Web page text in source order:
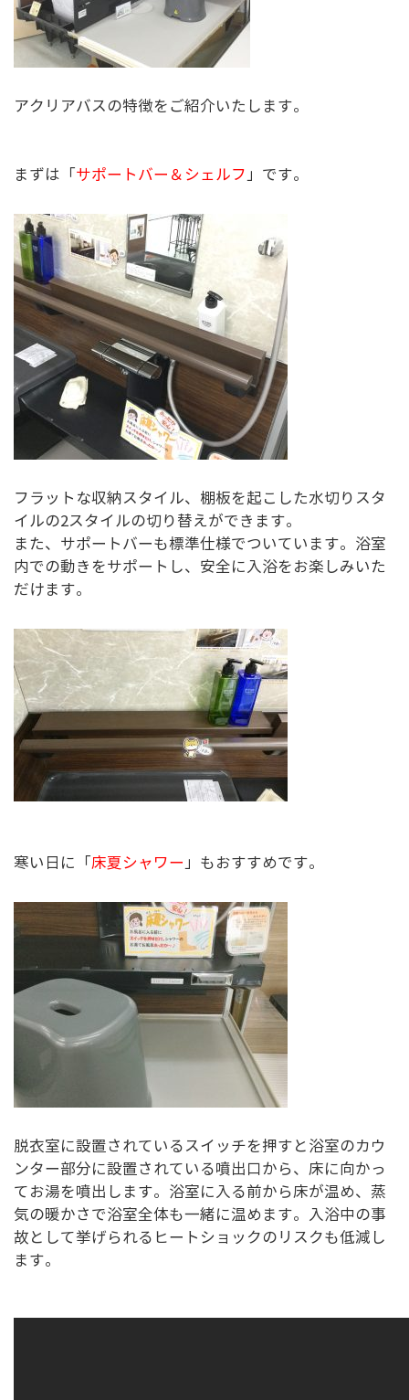
アクリアバスの特徴をご紹介いたします。
まずは「サポートバー＆シェルフ」です。
フラットな収納スタイル、棚板を起こした水切りスタ
イルの2スタイルの切り替えができます。
また、サポートバーも標準仕様でついています。浴室
内での動きをサポートし、安全に入浴をお楽しみいた
だけます。
寒い日に「床夏シャワー」もおすすめです。
脱衣室に設置されているスイッチを押すと浴室のカウ
ンター部分に設置されている噴出口から、床に向かっ
てお湯を噴出します。浴室に入る前から床が温め、蒸
気の暖かさで浴室全体も一緒に温めます。入浴中の事
故として挙げられるヒートショックのリスクも低減し
ます。